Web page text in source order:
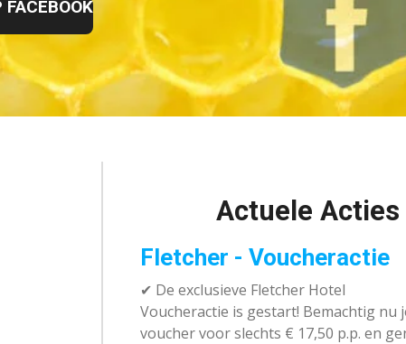
FACEBOOK
Actuele Acties
Fletcher - Voucheractie
✔ De exclusieve Fletcher Hotel
Voucheractie is gestart! Bemachtig nu
voucher voor slechts € 17,50 p.p. en